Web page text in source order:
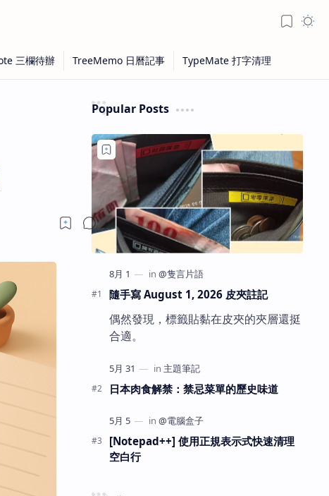
Popular Posts
隨手寫 August 1, 2026 皮夾註記
偶然發現，標籤貼黏在皮夾的夾層還挺
合適。
日本肉食解禁：禁忌菜單的歷史味道
[Notepad++] 使用正規表示式快速清理
空白行